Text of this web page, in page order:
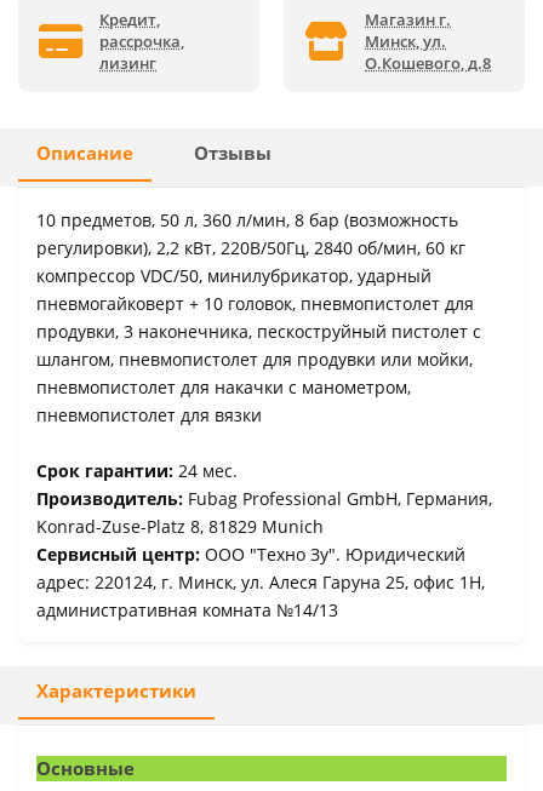
Кредит,
рассрочка,
лизинг
Магазин г.
Минск, ул.
О.Кошевого, д.8
Описание Отзывы
10 предметов, 50 л, 360 л/мин, 8 бар (возможность
регулировки), 2,2 кВт, 220В/50Гц, 2840 об/мин, 60 кг
компрессор VDC/50, минилубрикатор, ударный
пневмогайковерт + 10 головок, пневмопистолет для
продувки, 3 наконечника, пескоструйный пистолет с
шлангом, пневмопистолет для продувки или мойки,
пневмопистолет для накачки с манометром,
пневмопистолет для вязки
Срок гарантии: 24 мес.
Производитель: Fubag Professional GmbH, Германия,
Konrad-Zuse-Platz 8, 81829 Munich
Сервисный центр: ООО "Техно Зу". Юридический
адрес: 220124, г. Минск, ул. Алеся Гаруна 25, офис 1Н,
административная комната №14/13
Характеристики
Основные